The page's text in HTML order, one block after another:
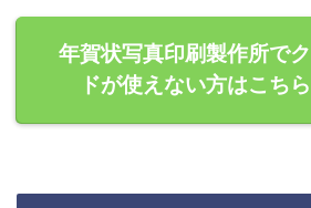
年賀状写真印刷製作所で
ドが使えない方はこち